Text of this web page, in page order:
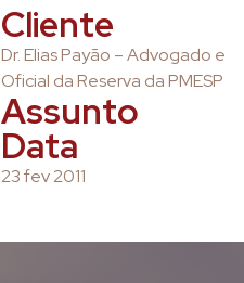
Cliente
Dr. Elias Payão – Advogado e
Oficial da Reserva da PMESP
Assunto
Data
23 fev 2011